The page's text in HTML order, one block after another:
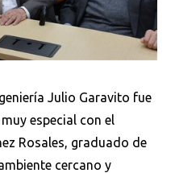
Julio Garavito fue
especial con el
Rosales, graduado de
cercano y